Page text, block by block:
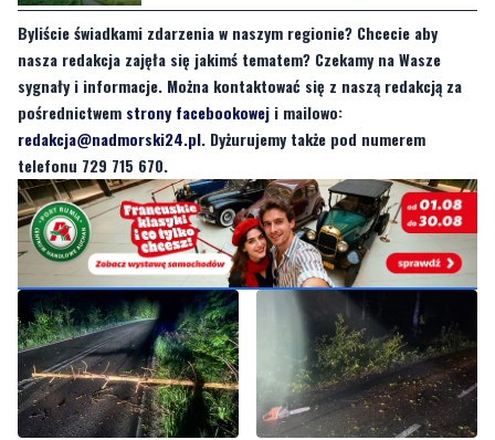
CZYTAJ TEŻ: Burze, grad, porywisty wiatr i opady.
Synoptycy ostrzegają
Byliście świadkami zdarzenia w naszym regionie? Chcecie aby
nasza redakcja zajęła się jakimś tematem? Czekamy na Wasze
sygnały i informacje. Można kontaktować się z naszą redakcją za
pośrednictwemstrony facebookoweji mailowo:
redakcja@nadmorski24.pl. Dyżurujemy także pod numerem
telefonu 729 715 670.